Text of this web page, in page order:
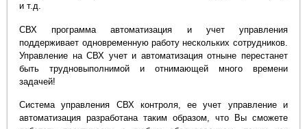
и т.д.
СВХ программа автоматизация и учет управления
поддерживает одновременную работу нескольких сотрудников.
Управление на СВХ учет и автоматизация отныне перестанет
быть трудновыполнимой и отнимающей много времени
задачей!
Система управления СВХ контроля, ее учет управление и
автоматизация разработана таким образом, что Вы сможете